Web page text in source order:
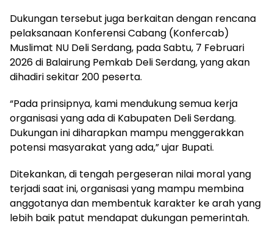
Dukungan tersebut juga berkaitan dengan rencana
pelaksanaan Konferensi Cabang (Konfercab)
Muslimat NU Deli Serdang, pada Sabtu, 7 Februari
2026 di Balairung Pemkab Deli Serdang, yang akan
dihadiri sekitar 200 peserta.
“Pada prinsipnya, kami mendukung semua kerja
organisasi yang ada di Kabupaten Deli Serdang.
Dukungan ini diharapkan mampu menggerakkan
potensi masyarakat yang ada,” ujar Bupati.
Ditekankan, di tengah pergeseran nilai moral yang
terjadi saat ini, organisasi yang mampu membina
anggotanya dan membentuk karakter ke arah yang
lebih baik patut mendapat dukungan pemerintah.